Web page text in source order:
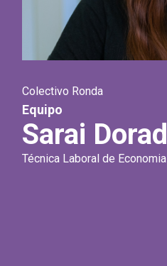
Colectivo Ronda
Equipo
Sarai
Técnica Laboral de